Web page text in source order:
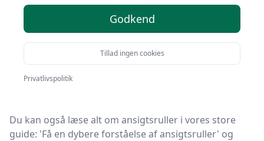
Du er landet på Kulturnet, det helt rigtige sted at finde
ansigtsruller. Vi har udvalgt de 2 bedste produkter lige
nu, så du er sikret et godt køb!
Uanset om du prioriterer høj kvalitet uanset prisen,
om du leder efter en ansigtsrulle med fri fragt, eller du
Du kan også læse alt om ansigtsruller i vores store
guide: 'Få en dybere forståelse af ansigtsruller' og
Godkend
Tillad ingen cookies
Privatlivspolitik